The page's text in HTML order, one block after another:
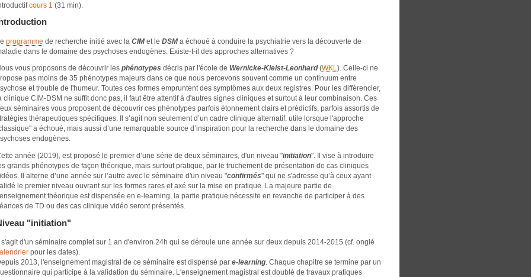
cours 1 (31 min).
programme de recherche initié avec la CIM et le DSM a échoué à conduire la psychiatrie vers la découverte de
dans le domaine des psychoses endogènes. Existe-t-il des approches alternatives ?
vous proposons de découvrir les phénotypes décris par l'école de Wernicke-Kleist-Leonhard(WKL ). Celle-ci ne
pas moins de 35 phénotypes majeurs dans ce que nous percevons souvent comme un continuum entre
et trouble de l'humeur. Toutes ces formes empruntent des symptômes aux deux registres. Pour les différencier,
clinique CIM-DSM ne suffit donc pas, il faut être attentif à d'autres signes cliniques et surtout à leur combinaison. Ces
séminaires vous proposent de découvrir ces phénotypes parfois étonnement clairs et prédictifs, parfois assortis de
thérapeutiques spécifiques. Il s’agit non seulement d’un cadre clinique alternatif, utile lorsque l'approche
a échoué, mais aussi d’une remarquable source d’inspiration pour la recherche dans le domaine des
endogènes.
année (2019), est proposé le premier d’une série de deux séminaires, d'un niveau "initiation". Il vise à introduire
grands phénotypes de façon théorique, mais surtout pratique, par le truchement de présentation de cas cliniques
Il alterne d’une année sur l’autre avec le séminaire d'un niveau "confirmés" qui ne s'adresse qu’à ceux ayant
le premier niveau ouvrant sur les formes rares et axé sur la mise en pratique. La majeure partie de
théorique est dispensée en e-learning, la partie pratique nécessite en revanche de participer à des
de TD ou des cas clinique vidéo seront présentés.
"initiation"
Il s'agit d'un séminaire complet sur 1 an d'environ 24h qui se déroule une année sur deux depuis 2014-2015 (cf. onglé
pour les dates).
2013, l'enseignement magistral de ce séminaire est dispensé par e-learning . Chaque chapitre se termine par un
qui participe à la validation du séminaire. L'enseignement magistral est doublé de travaux pratiques